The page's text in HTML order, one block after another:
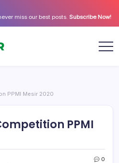
miss our best posts. Subscribe Now!
PPMI Mesir 2020
PPMI
0